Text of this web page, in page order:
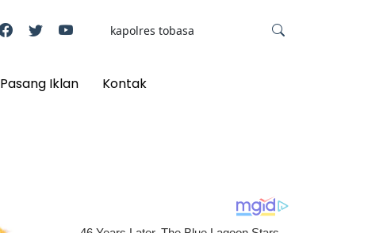
Pasang Iklan Kontak